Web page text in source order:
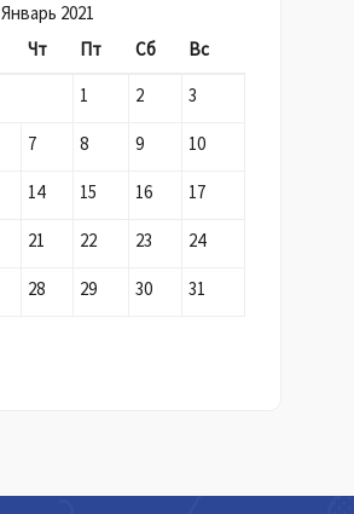
Январь 2021
Чт Пт Сб
Вс
1
2 3
7 8 9 10
14 15 16 17
21 22 23 24
28 29 30 31